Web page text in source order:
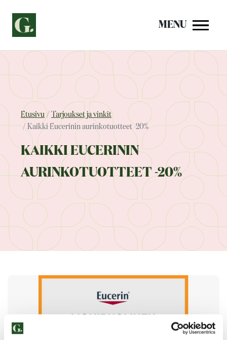
sisältöön
MENU
Etusivu
Tarjoukset ja vinkit
Kaikki Eucerinin aurinkotuotteet -20%
KAIKKI EUCERININ
AURINKOTUOTTEET -20%